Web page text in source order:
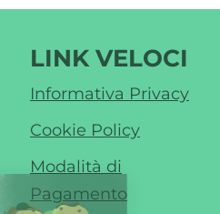
LINK VELOCI
Informativa Privacy
Cookie Policy
Modalità di
Pagamento